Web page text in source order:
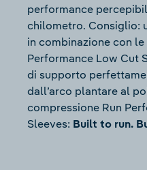
performance
chilometro. Consiglio:
in combinazione con
Performance Low Cut
di supporto
dall’arco plantare al
compressione Run
Sleeves: Built to run.